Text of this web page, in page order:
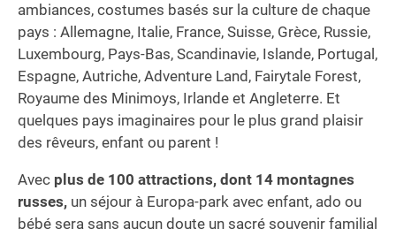
ambiances, costumes basés sur la culture de chaque
pays : Allemagne, Italie, France, Suisse, Grèce, Russie,
Luxembourg, Pays-Bas, Scandinavie, Islande, Portugal,
Espagne, Autriche, Adventure Land, Fairytale Forest,
Royaume des Minimoys, Irlande et Angleterre. Et
quelques pays imaginaires pour le plus grand plaisir
des rêveurs, enfant ou parent !
Avec plus de 100 attractions, dont 14 montagnes
russes, un séjour à Europa-park avec enfant, ado ou
bébé sera sans aucun doute un sacré souvenir familial